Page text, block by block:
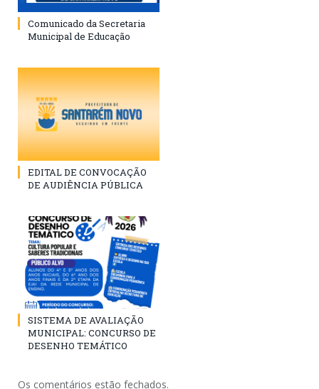
Comunicado da Secretaria
Municipal de Educação
EDITAL DE CONVOCAÇÃO
DE AUDIÊNCIA PÚBLICA
SISTEMA DE AVALIAÇÃO
MUNICIPAL: CONCURSO DE
DESENHO TEMÁTICO
Os comentários estão fechados.